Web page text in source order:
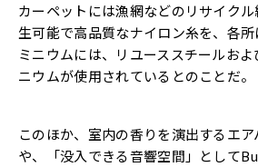
カーペットには漁網などのリサイク
生可能で高品質なナイロン糸を、各
ミニウムには、リユーススチールお
ニウムが使用されているとのことだ。
このほか、室内の香りを演出するエ
や、「没入できる音響空間」として